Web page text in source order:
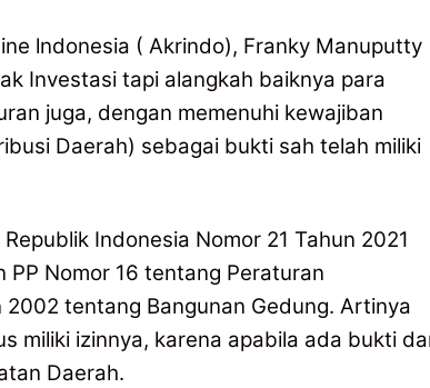
lndonesia ( Akrindo), Franky Manuputty
Investasi tapi alangkah baiknya para
juga, dengan memenuhi kewajiban
Daerah) sebagai bukti sah telah miliki
Indonesia Nomor 21 Tahun 2021
Nomor 16 tentang Peraturan
tentang Bangunan Gedung. Artinya
miliki izinnya, karena apabila ada bukti
Daerah.